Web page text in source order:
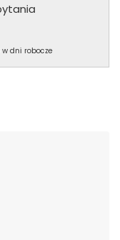
w dni robocze